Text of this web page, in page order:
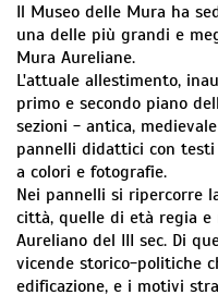
Il Museo delle Mura ha
una delle più grandi e
Mura Aureliane.
L'attuale allestimento,
primo e secondo piano
sezioni - antica,
pannelli didattici con
a colori e fotografie.
Nei pannelli si ripercorre
città, quelle di età regia
Aureliano del III sec. Di
vicende storico-politiche
edificazione, e i motivi